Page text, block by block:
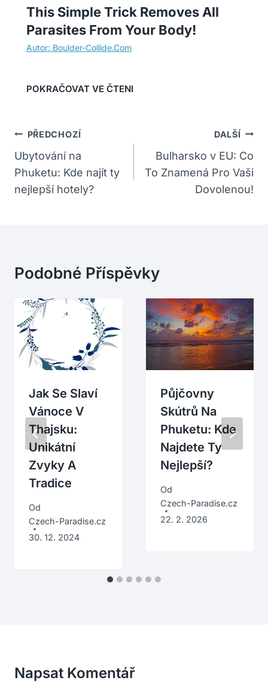
This Simple Trick Removes All
Parasites From Your Body!
Navigace
Pro
Příspěvek
PŘEDCHOZÍ
Ubytování na
Phuketu: Kde najít ty
nejlepší hotely?
DALŠÍ
Bulharsko v EU: Co
To Znamená Pro Vaši
Dovolenou!
Podobné Příspěvky
Jak Se Slaví
Vánoce V
Thajsku:
Unikátní
Zvyky A
Tradice
Od
Czech-Paradise.cz
30. 12. 2024
Půjčovny
Skútrů Na
Phuketu: Kde
Najdete Ty
Nejlepší?
Od
Czech-Paradise.cz
22. 2. 2026
Napsat Komentář